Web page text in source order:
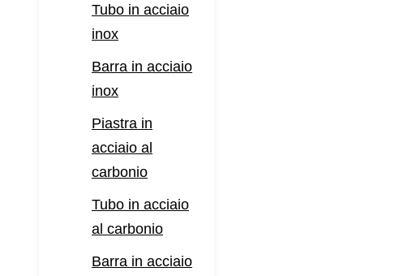
Tubo in acciaio
inox
Barra in acciaio
inox
Piastra in
acciaio al
carbonio
Tubo in acciaio
al carbonio
Barra in acciaio